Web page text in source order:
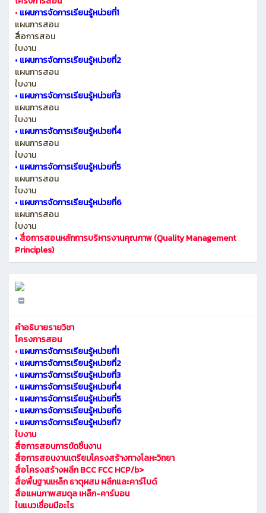
• แผนการจัดการเรียนรู้หน่วยที่1
แผนการสอน
สื่อการสอน
ใบงาน
• แผนการจัดการเรียนรู้หน่วยที่2
แผนการสอน
ใบงาน
• แผนการจัดการเรียนรู้หน่วยที่3
แผนการสอน
ใบงาน
• แผนการจัดการเรียนรู้หน่วยที่4
แผนการสอน
ใบงาน
• แผนการจัดการเรียนรู้หน่วยที่5
แผนการสอน
ใบงาน
• แผนการจัดการเรียนรู้หน่วยที่6
แผนการสอน
ใบงาน
• สื่อการสอนหลักการบริหารงานคุณภาพ (Quality Management
Principles)
คำอธิบายรายวิชา
โครงการสอน
• แผนการจัดการเรียนรู้หน่วยที่1
• แผนการจัดการเรียนรู้หน่วยที่2
• แผนการจัดการเรียนรู้หน่วยที่3
• แผนการจัดการเรียนรู้หน่วยที่4
• แผนการจัดการเรียนรู้หน่วยที่5
• แผนการจัดการเรียนรู้หน่วยที่6
• แผนการจัดการเรียนรู้หน่วยที่7
ใบงาน
สื่อการสอนการขัดชิ้นงาน
สื่อการสอนงานเตรียมโครงสร้างทางโลหะวิทยา
สื่อโครงสร้างผลึก BCC FCC HCP/b>
สื่อพื้นฐานเหล็ก ธาตุผสม ผลึกและคาร์ไบด์
สื่อแผนภาพสมดุล เหล็ก-คาร์บอน
ในแนวเชื่อมมีอะไร